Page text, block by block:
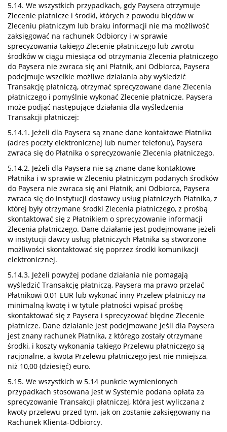
5.14. We wszystkich przypadkach, gdy Paysera otrzymuje
Zlecenie płatnicze i środki, których z powodu błędów w
Zleceniu płatniczym lub braku informacji nie ma możliwość
zaksięgować na rachunek Odbiorcy i w sprawie
sprecyzowania takiego Zlecenie płatniczego lub zwrotu
środków w ciągu miesiąca od otrzymania Zlecenia płatniczego
do Paysera nie zwraca się ani Płatnik, ani Odbiorca, Paysera
podejmuje wszelkie możliwe działania aby wyśledzić
Transakcję płatniczą, otrzymać sprecyzowane dane Zlecenia
płatniczego i pomyślnie wykonać Zlecenie płatnicze. Paysera
może podjąć następujące działania dla wyśledzenia
Transakcji płatniczej:
5.14.1. Jeżeli dla Paysera są znane dane kontaktowe Płatnika
(adres poczty elektronicznej lub numer telefonu), Paysera
zwraca się do Płatnika o sprecyzowanie Zlecenia płatniczego.
5.14.2. Jeżeli dla Paysera nie są znane dane kontaktowe
Płatnika i w sprawie w Zleceniu płatniczym podanych środków
do Paysera nie zwraca się ani Płatnik, ani Odbiorca, Paysera
zwraca się do instytucji dostawcy usług płatniczych Płatnika, z
której były otrzymane środki Zlecenia płatniczego, z prośbą
skontaktować się z Płatnikiem o sprecyzowanie informacji
Zlecenia płatniczego. Dane działanie jest podejmowane jeżeli
w instytucji dawcy usług płatniczych Płatnika są stworzone
możliwości skontaktować się poprzez środki komunikacji
elektronicznej.
5.14.3. Jeżeli powyżej podane działania nie pomagają
wyśledzić Transakcję płatniczą, Paysera ma prawo przelać
Płatnikowi 0,01 EUR lub wykonać inny Przelew płatniczy na
minimalną kwotę i w tytule płatności wpisać prośbę
skontaktować się z Paysera i sprecyzować błędne Zlecenie
płatnicze. Dane działanie jest podejmowane jeśli dla Paysera
jest znany rachunek Płatnika, z którego zostały otrzymane
środki, i koszty wykonania takiego Przelewu płatniczego są
racjonalne, a kwota Przelewu płatniczego jest nie mniejsza,
niż 10,00 (dziesięć) euro.
5.15. We wszystkich w 5.14 punkcie wymienionych
przypadkach stosowana jest w Systemie podana opłata za
sprecyzowanie Transakcji płatniczej, która jest wyliczana z
kwoty przelewu przed tym, jak on zostanie zaksięgowany na
Rachunek Klienta-Odbiorcy.